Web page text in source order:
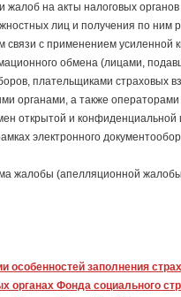
на акты налоговых
лиц и получения по ним
с применением усиленной
обмена (лицами,
плательщиками страховых
органами, а также операторами
открытой и
электронного
жалобы (апелляционной
заполнения
органах Фонда социального